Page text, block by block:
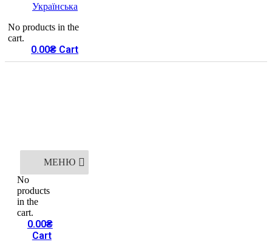
Українська
No products in the
cart.
0.00₴ Cart
МЕНЮ
No
products
in the
cart.
0.00₴
Cart